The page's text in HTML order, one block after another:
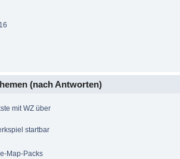
(nach Antworten)
mit WZ über
startbar
Map-Packs